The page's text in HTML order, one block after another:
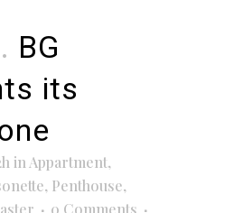
BG
its
in Appartment,
, Penthouse,
0 Comments